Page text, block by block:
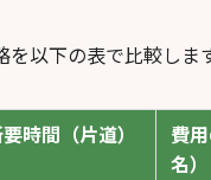
以下の表で比較しま
時間（片道）
費
名）